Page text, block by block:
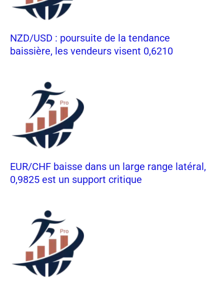
NZD/USD : poursuite de la tendance
baissière, les vendeurs visent 0,6210
EUR/CHF baisse dans un large range latéral,
0,9825 est un support critique